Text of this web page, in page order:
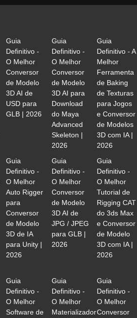
Guia
Definitivo -
O Melhor
Conversor
de Modelo
3D AI de
USD para
GLB | 2026
Guia
Definitivo -
O Melhor
Conversor
de Modelo
3D AI para
Download
do Maya
Advanced
Skeleton |
2026
Guia
Definitivo - A
Melhor
Ferramenta
de Baking
de Texturas
para Jogos
e Conversor
de Modelos
3D com IA |
2026
Guia
Definitivo -
O Melhor
Auto Rigger
para
Conversor
de Modelo
3D de IA
para Unity |
2026
Guia
Definitivo -
O Melhor
Conversor
de Modelo
3D AI de
JPG / JPEG
para GLB |
2026
Guia
Definitivo -
O Melhor
Tutorial de
Rigging CAT
do 3ds Max
e Conversor
de Modelo
3D com IA |
2026
Guia
Definitivo -
O Melhor
Software de
Guia
Definitivo -
O Melhor
Materializador
Guia
Definitivo -
O Melhor
Conversor